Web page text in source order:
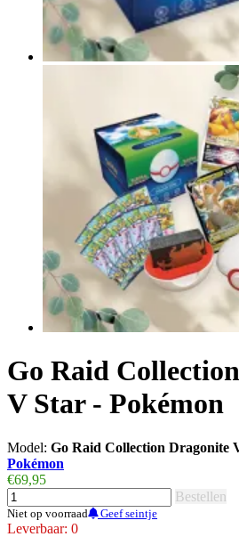
Go Raid
V Star - Pokémon
Model: Go Raid Collection Dragonite
Pokémon
€69,95
Bestellen
Niet op voorraad Geef seintje
Leverbaar: 0